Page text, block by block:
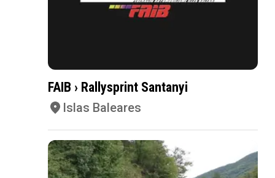
FAIB › Rallysprint Santanyi
Islas Baleares